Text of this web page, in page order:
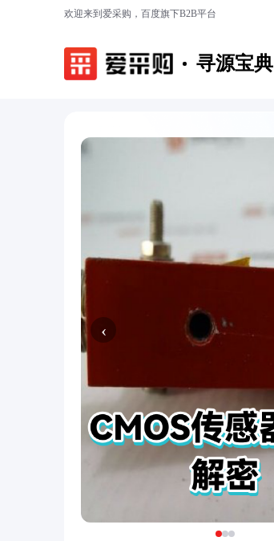
欢迎来到爱采购，百度旗下B2B平台
寻源宝典
‹